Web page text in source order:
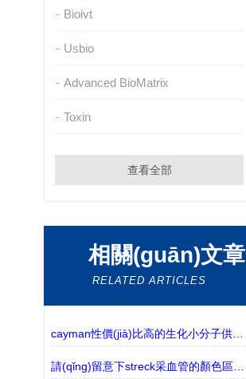
Bioivt
Usbio
Advanced BioMatrix
Toxin
查看全部
相關(guān)文章
RELATED ARTICLES
cayman性價(jià)比高的生化小分子供應(yīng)商
請(qǐng)留意下streck采血管的顏色區(qū)分